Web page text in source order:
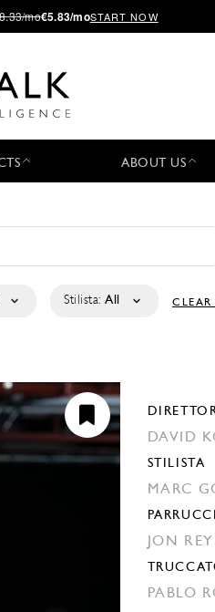
mo€5.83/moSTART NOW
ABOUT US
Stilista: All CLEAR
DAVID
STILISTA
MARC
JON
PABLO